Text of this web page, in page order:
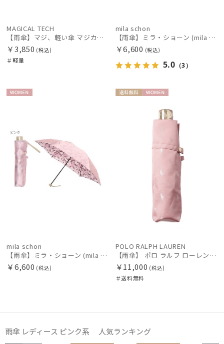
MAGICAL TECH
【雨傘】マジ、軽い傘 マジカルテック (MAGICAL TECH) フェザー【公式ムーンバット】 レディース メンズ ユニセックス 男女兼用 晴雨兼用 超軽量 UV
￥3,850 (税込)
＃軽量
mila schon
【雨傘】ミラ・ショーン (mila schon) 花柄 長傘 レディース 【公式ムーンバット】 ブランド 耐風傘 ジャンプ式 グラスファイバー ギフト
￥6,600 (税込)
5.0 （3）
mila schon
【雨傘】ミラ・ショーン (mila schon) 花柄 折りたたみ傘 レディース 【公式ムーンバット】 ブランド グラスファイバー ギフト
￥6,600 (税込)
POLO RALPH LAUREN
【雨傘】 ポロ ラルフ ローレン (POLO RALPH LAUREN)ロゴジャガード 折りたたみ傘 【公式ムーンバット】 レディース 日本製 軽量 グラスファイバー ギフト
￥11,000 (税込)
＃送料無料
雨傘 レディース ピンク系 人気ランキング